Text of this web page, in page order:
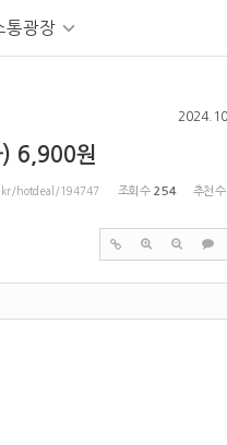
통광장
6,900원
hotdeal/194747 조회 수 254 추천 수